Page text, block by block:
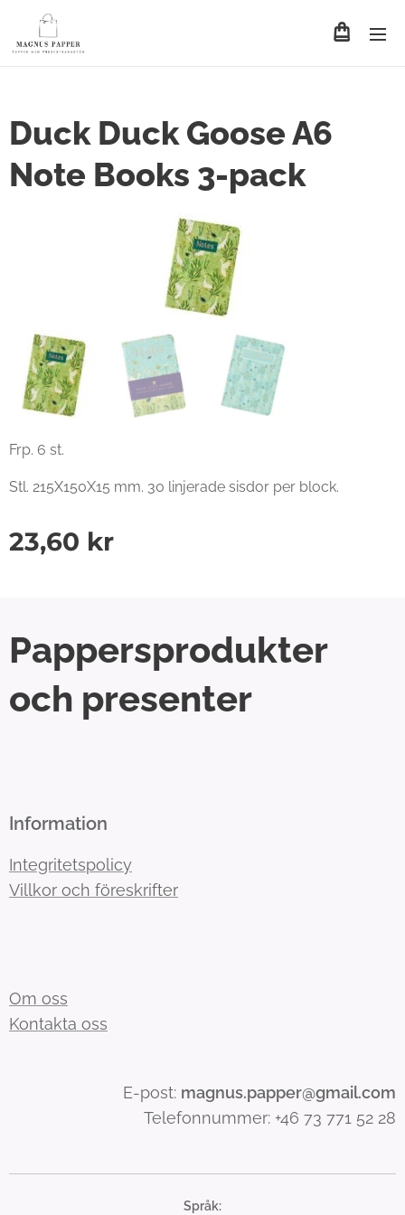
Duck Duck Goose A6
Note Books 3-pack
Frp. 6 st.
Stl. 215X150X15 mm. 30 linjerade sisdor per block.
23,60 kr
Pappersprodukter
och presenter
Information
Integritetspolicy
Villkor och föreskrifter
Om oss
Kontakta oss
E-post: magnus.papper@gmail.com
Telefonnummer: +46 73 771 52 28
Språk